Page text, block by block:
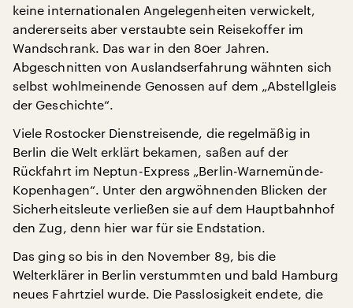
keine internationalen Angelegenheiten verwickelt,
andererseits aber verstaubte sein Reisekoffer im
Wandschrank. Das war in den 80er Jahren.
Abgeschnitten von Auslandserfahrung wähnten sich
selbst wohlmeinende Genossen auf dem „Abstellgleis
der Geschichte“.
Viele Rostocker Dienstreisende, die regelmäßig in
Berlin die Welt erklärt bekamen, saßen auf der
Rückfahrt im Neptun-Express „Berlin-Warnemünde-
Kopenhagen“. Unter den argwöhnenden Blicken der
Sicherheitsleute verließen sie auf dem Hauptbahnhof
den Zug, denn hier war für sie Endstation.
Das ging so bis in den November 89, bis die
Welterklärer in Berlin verstummten und bald Hamburg
neues Fahrtziel wurde. Die Passlosigkeit endete, die